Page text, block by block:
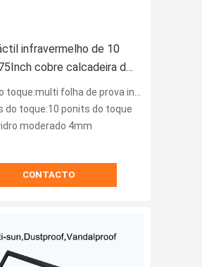
infravermelho de 10
cobre calcadeira do
de Digitas a anti
folha de prova infravermelha do painel de toque
do toque:10 ponits do toque
moderado 4mm
CONTACTO